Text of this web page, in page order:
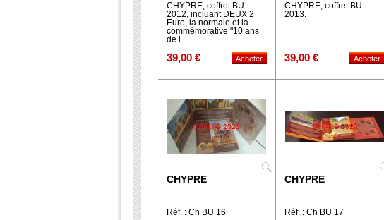
CHYPRE, coffret BU
2012, incluant DEUX 2
Euro, la normale et la
commémorative "10 ans
de l...
39,00 €
CHYPRE, coffret BU
2013.
39,00 €
CHYPRE
Réf. : Ch BU 16
CHYPRE
Réf. : Ch BU 17